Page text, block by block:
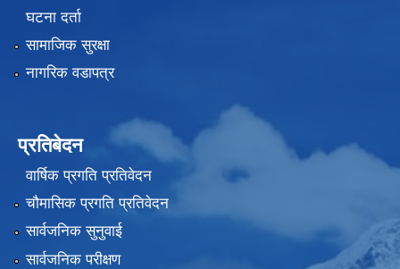
घटना दर्ता
सामाजिक सुरक्षा
नागरिक वडापत्र
प्रतिबेदन
वार्षिक प्रगति प्रतिवेदन
चौमासिक प्रगति प्रतिवेदन
सार्वजनिक सुनुवाई
सार्वजनिक परीक्षण